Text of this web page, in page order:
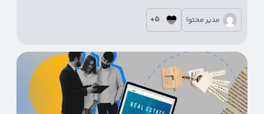
مدیر محتوا 5+